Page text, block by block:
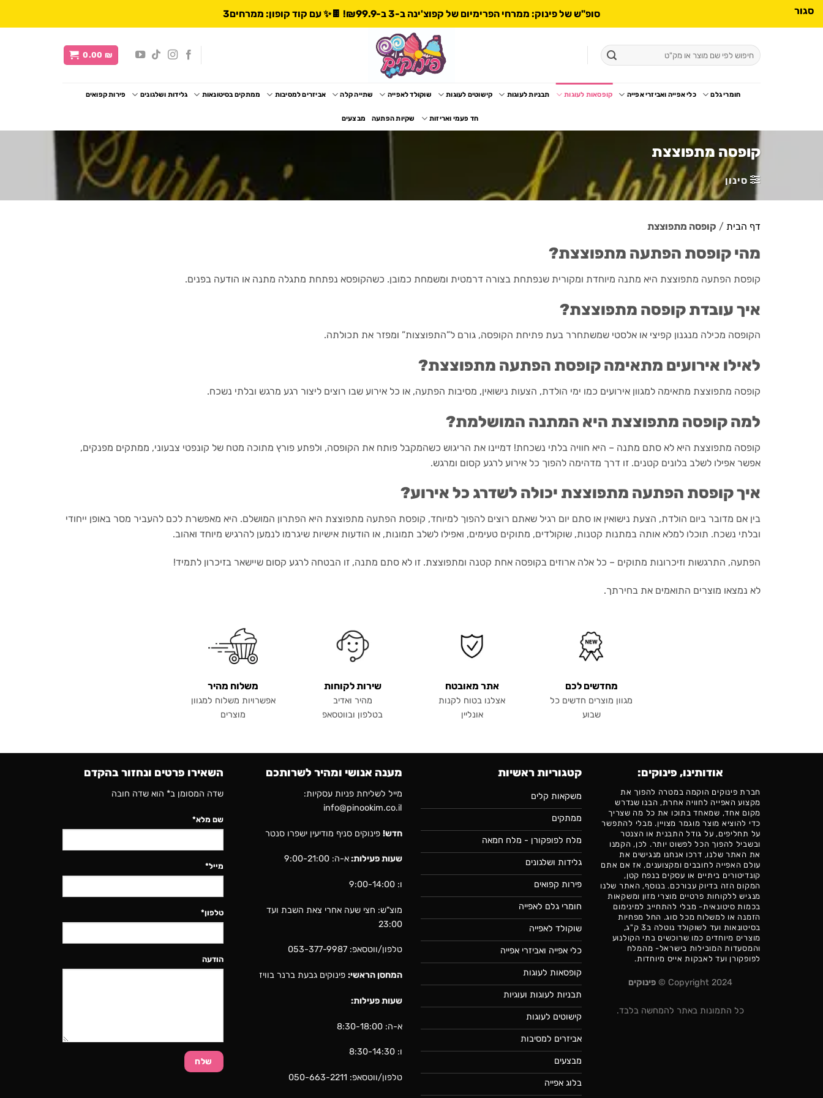
סופ"ש של פינוק: ממרחי הפרימיום של קפוצ'ינה ב-3 ב-₪99.9! 🍫✨ עם קוד קופון: ממרחים3 סגור
חיפוש
עבור:
0.00₪
חומרי גלם כלי אפייה ואביזרי אפייה קופסאות לעוגות תבניות לעוגות קישוטים לעוגות שוקולד לאפייה שתייה קלה אביזרים למסיבות ממתקים בסיטונאות גלידות ושלגונים פירות קפואים
חד פעמי ואריזות שקיות הפתעה מבצעים
קופסה מתפוצצת
סינון
דף הבית / קופסה מתפוצצת
מהי קופסת הפתעה מתפוצצת?
קופסת הפתעה מתפוצצת היא מתנה מיוחדת ומקורית שנפתחת בצורה דרמטית ומשמחת כמובן. כשהקופסא נפתחת מתגלה מתנה או הודעה בפנים.
איך עובדת קופסה מתפוצצת?
הקופסה מכילה מנגנון קפיצי או אלסטי שמשתחרר בעת פתיחת הקופסה, גורם ל”התפוצצות” ומפזר את תכולתה.
לאילו אירועים מתאימה קופסת הפתעה מתפוצצת?
קופסה מתפוצצת מתאימה למגוון אירועים כמו ימי הולדת, הצעות נישואין, מסיבות הפתעה, או כל אירוע שבו רוצים ליצור רגע מרגש ובלתי נשכח.
למה קופסה מתפוצצת היא המתנה המושלמת?
קופסה מתפוצצת היא לא סתם מתנה – היא חוויה בלתי נשכחת! דמיינו את הריגוש כשהמקבל פותח את הקופסה, ולפתע פורץ מתוכה מטח של קונפטי צבעוני, ממתקים מפנקים,
אפשר אפילו לשלב בלונים קטנים. זו דרך מדהימה להפוך כל אירוע לרגע קסום ומרגש.
איך קופסת הפתעה מתפוצצת יכולה לשדרג כל אירוע?
בין אם מדובר ביום הולדת, הצעת נישואין או סתם יום רגיל שאתם רוצים להפוך למיוחד, קופסת הפתעה מתפוצצת היא הפתרון המושלם. היא מאפשרת לכם להעביר מסר באופן ייחודי
ובלתי נשכח. תוכלו למלא אותה במתנות קטנות, שוקולדים, מתוקים טעימים, ואפילו לשלב תמונות, או הודעות אישיות שיגרמו לנמען להרגיש מיוחד ואהוב.
הפתעה, התרגשות וזיכרונות מתוקים – כל אלה ארוזים בקופסה אחת קטנה ומתפוצצת. זו לא סתם מתנה, זו הבטחה לרגע קסום שיישאר בזיכרון לתמיד!
לא נמצאו מוצרים התואמים את בחירתך.
מחדשים לכם
מגוון מוצרים חדשים כל
שבוע
אתר מאובטח
אצלנו בטוח לקנות
אונליין
שירות לקוחות
מהיר ואדיב
בטלפון ובווטסאפ
משלוח מהיר
אפשרויות משלוח למגוון
מוצרים
אודותינו, פינוקים:
חברת פינוקים הוקמה במטרה להפוך את
מקצוע האפייה לחוויה אחרת, הבנו שנדרש
מקום אחד, שמאחד בתוכו את כל מה שצריך
כדי להוציא מוצר מוגמר מצויין. מבלי להתפשר
על תחליפים, על גודל התבנית או הצנטר
ובשביל להפוך הכל לפשוט יותר. לכן, הקמנו
את האתר שלנו, דרכו אנחנו מנגישים את
עולם האפייה לחובבים ומקצוענים, אז אם אתם
קונדיטורים ביתיים או עסקים בנפח קטן,
המקום הזה בדיוק עבורכם. בנוסף, האתר שלנו
מנגיש ללקוחות פרטיים מוצרי מזון ומשקאות
בכמות סיטונאית- מבלי להתחייב למינימום
הזמנה או למשלוח מכל סוג. החל מפחיות
בסיטונאות ועד לשוקולד נוטלה ב3 ק"ג,
מוצרים מיוחדים כמו שרוכשים בתי הקולנוע
והמסעדות המובילות בישראל- מהמלח
לפופקורן ועד לאבקות אייס מיוחדות.
Copyright 2024 © פינוקים
כל התמונות באתר להמחשה בלבד.
קטגוריות ראשיות
משקאות קלים
ממתקים
מלח לפופקורן - מלח חמאה
גלידות ושלגונים
פירות קפואים
חומרי גלם לאפייה
שוקולד לאפייה
כלי אפייה ואביזרי אפייה
קופסאות לעוגות
תבניות לעוגות ועוגיות
קישוטים לעוגות
אביזרים למסיבות
מבצעים
בלוג אפייה
מענה אנושי ומהיר לשרותכם
מייל לשליחת פניות עסקיות:
info@pinookim.co.il
חדש! פינוקים סניף מודיעין ישפרו סנטר
שעות פעילות:א-ה: 9:00-21:00
ו: 9:00-14:00
מוצ"ש: חצי שעה אחרי צאת השבת ועד
23:00
טלפון/ווטסאפ: 053-377-9987
המחסן הראשי: פינוקים גבעת ברנר בוויז
שעות פעילות:
א-ה: 8:30-18:00
ו: 8:30-14:30
טלפון/ווטסאפ: 050-663-2211
השאירו פרטים ונחזור בהקדם
שדה המסומן ב* הוא שדה חובה
שם מלא*
מייל*
טלפון*
הודעה